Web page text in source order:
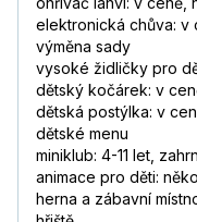
elektronická chůva: v
výměna sady
vysoké židličky pro
dětský kočárek: v
dětská postýlka: v
dětské menu
miniklub: 4-11 let,
animace pro děti:
herna a zábavní